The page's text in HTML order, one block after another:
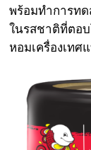
พร้อมทำการท
ในรสชาติที่ตอ
หอมเครื่องเทศ